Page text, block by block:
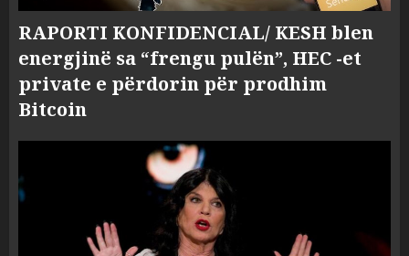
RAPORTI KONFIDENCIAL/ KESH blen
energjinë sa “frengu pulën”, HEC -et
private e përdorin për prodhim
Bitcoin